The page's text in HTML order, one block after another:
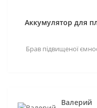
Аккумулятор для
Брав підвищеної
Валерий